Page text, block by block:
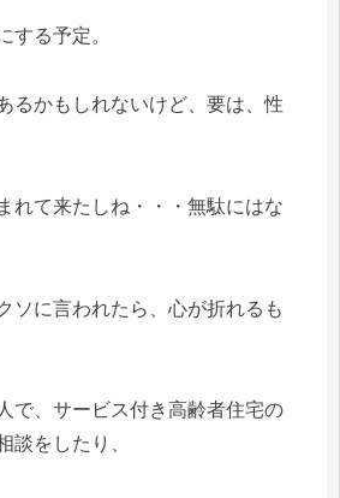
する予定。
るかもしれないけど、要は、性
れて来たしね・・・無駄にはな
ソに言われたら、心が折れるも
で、サービス付き高齢者住宅の
談をしたり、